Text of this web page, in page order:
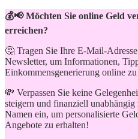
💰📢 Möchten Sie online Geld
erreichen?
🤔 Tragen Sie Ihre E-Mail-
Newsletter, um Informationen,
Einkommensgenerierung online zu
💸 Verpassen Sie keine
steigern und finanziell
Namen ein, um personalisierte
Angebote zu erhalten!